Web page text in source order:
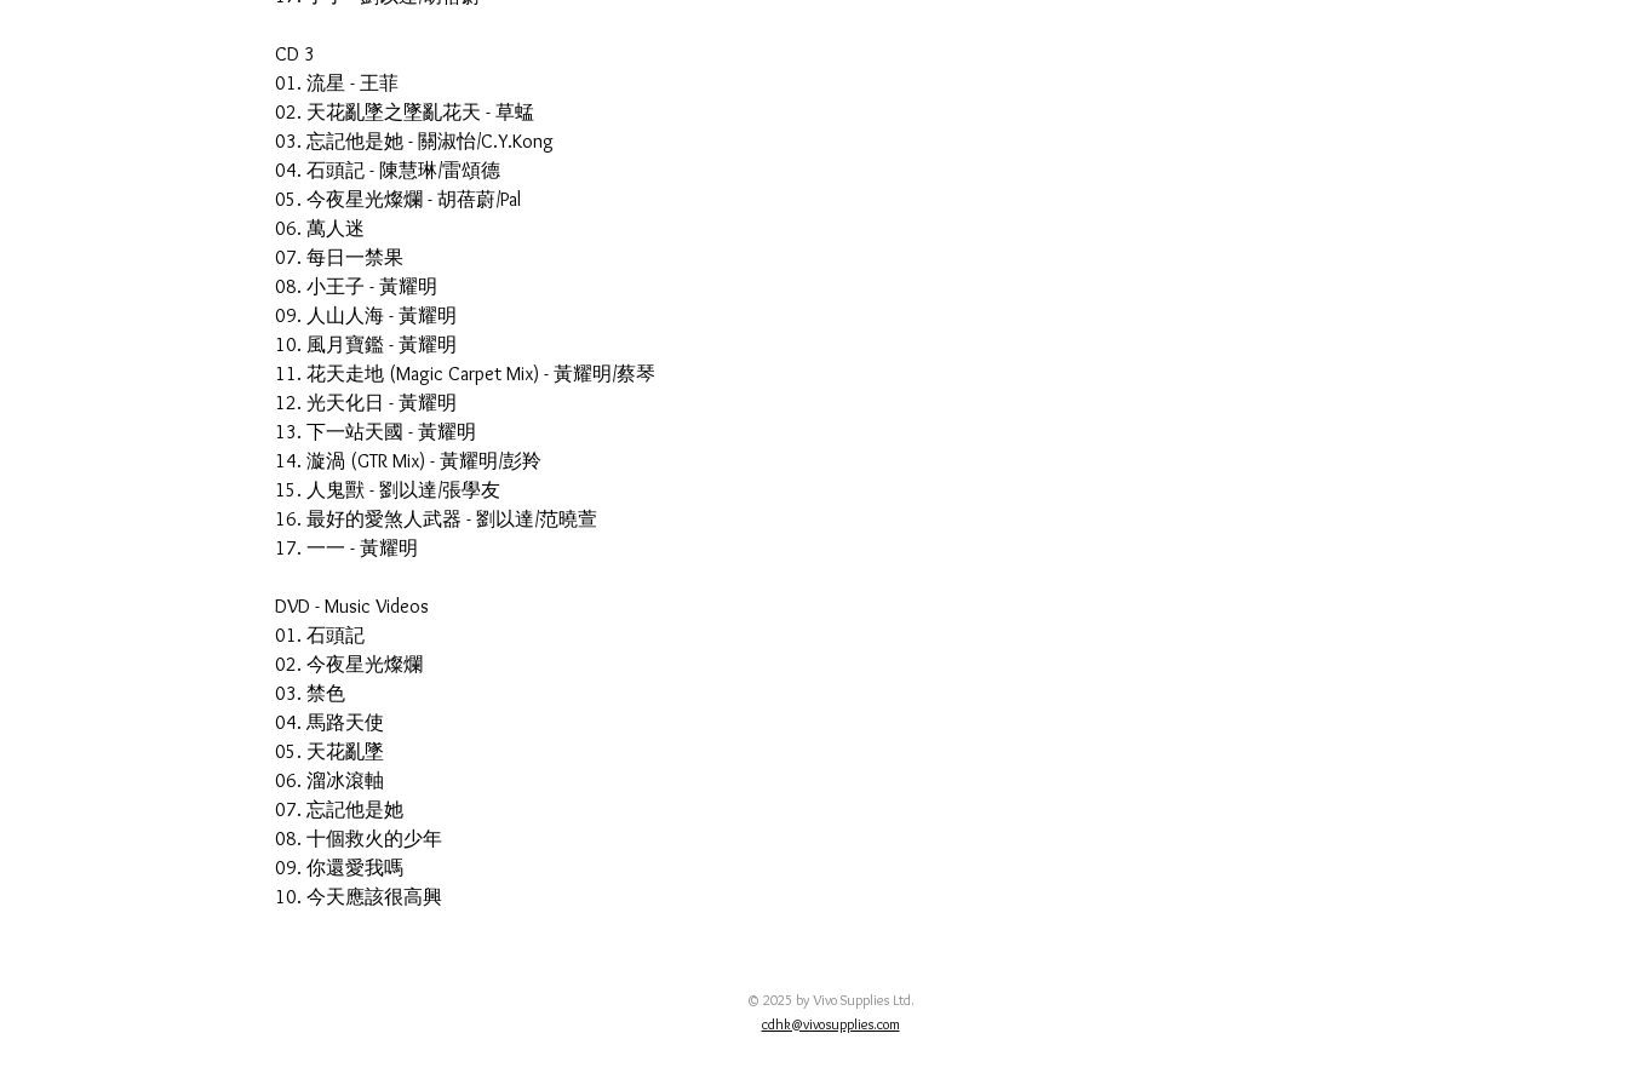
CD 3
01. 流星 - 王菲
02. 天花亂墜之墜亂花天 - 草蜢
03. 忘記他是她 - 關淑怡/C.Y.Kong
04. 石頭記 - 陳慧琳/雷頌德
05. 今夜星光燦爛 - 胡蓓蔚/Pal
06. 萬人迷
07. 每日一禁果
08. 小王子 - 黃耀明
09. 人山人海 - 黃耀明
10. 風月寶鑑 - 黃耀明
11. 花天走地 (Magic Carpet Mix) - 黃耀明/蔡琴
12. 光天化日 - 黃耀明
13. 下一站天國 - 黃耀明
14. 漩渦 (GTR Mix) - 黃耀明/彭羚
15. 人鬼獸 - 劉以達/張學友
16. 最好的愛煞人武器 - 劉以達/范曉萱
17. 一一 - 黃耀明
DVD - Music Videos
01. 石頭記
02. 今夜星光燦爛
03. 禁色
04. 馬路天使
05. 天花亂墜
06. 溜冰滾軸
07. 忘記他是她
08. 十個救火的少年
09. 你還愛我嗎
10. 今天應該很高興
© 2025 by Vivo Supplies Ltd.
cdhk@vivosupplies.com